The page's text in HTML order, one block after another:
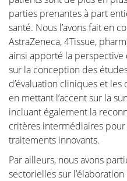
parties prenantes à part
santé. Nous l’avons fait en
AstraZeneca, 4Tissue,
ainsi apporté la perspective
sur la conception des
d’évaluation cliniques et
en mettant l’accent sur la
incluant également la
critères intermédiaires pour
traitements innovants.
Par ailleurs, nous avons
sectorielles sur